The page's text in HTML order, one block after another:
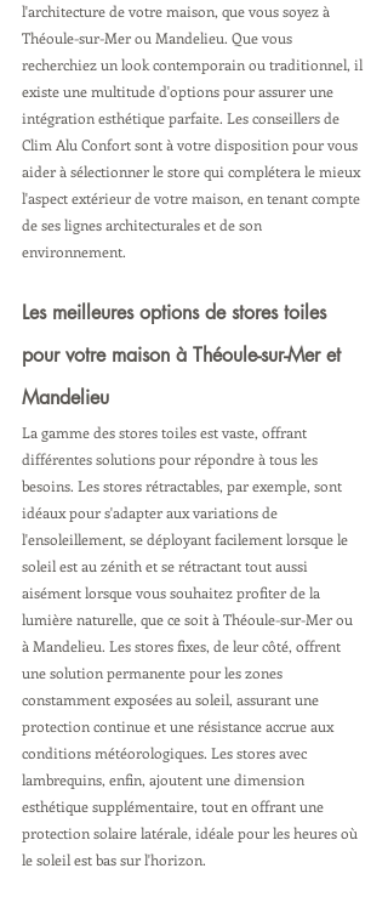
l'architecture de votre maison, que vous soyez à
Théoule-sur-Mer ou Mandelieu. Que vous
recherchiez un look contemporain ou traditionnel, il
existe une multitude d'options pour assurer une
intégration esthétique parfaite. Les conseillers de
Clim Alu Confort sont à votre disposition pour vous
aider à sélectionner le store qui complétera le mieux
l'aspect extérieur de votre maison, en tenant compte
de ses lignes architecturales et de son
environnement.
Les meilleures options de stores toiles
pour votre maison à Théoule-sur-Mer et
Mandelieu
La gamme des stores toiles est vaste, offrant
différentes solutions pour répondre à tous les
besoins. Les stores rétractables, par exemple, sont
idéaux pour s'adapter aux variations de
l'ensoleillement, se déployant facilement lorsque le
soleil est au zénith et se rétractant tout aussi
aisément lorsque vous souhaitez profiter de la
lumière naturelle, que ce soit à Théoule-sur-Mer ou
à Mandelieu. Les stores fixes, de leur côté, offrent
une solution permanente pour les zones
constamment exposées au soleil, assurant une
protection continue et une résistance accrue aux
conditions météorologiques. Les stores avec
lambrequins, enfin, ajoutent une dimension
esthétique supplémentaire, tout en offrant une
protection solaire latérale, idéale pour les heures où
le soleil est bas sur l'horizon.